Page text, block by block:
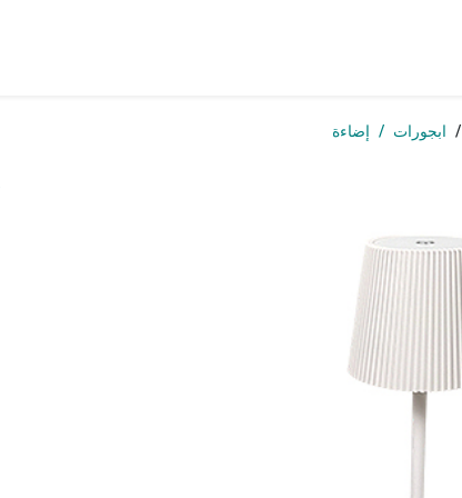
ابجورات إضاءة